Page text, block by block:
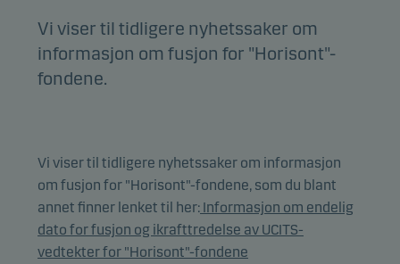
Vi viser til tidligere nyhetssaker om
informasjon om fusjon for "Horisont"-
fondene.
Vi viser til tidligere nyhetssaker om informasjon
om fusjon for "Horisont"-fondene, som du blant
annet finner lenket til her: Informasjon om endelig
dato for fusjon og ikrafttredelse av UCITS-
vedtekter for "Horisont"-fondene